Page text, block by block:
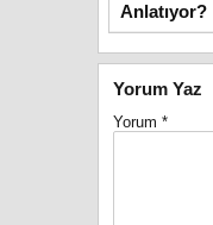
Anlatıyor?
Yorum Yaz
Yorum *